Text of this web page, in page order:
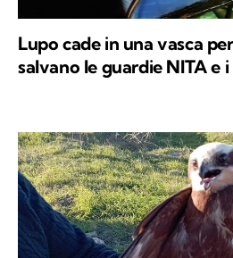
Lupo cade in una vasca
salvano le guardie NITA e